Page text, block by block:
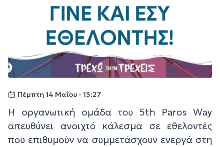
Πέμπτη 14 Μαΐου - 13:27
Η οργανωτική ομάδα του 5th Paros Way
απευθύνει ανοιχτό κάλεσμα σε εθελοντές
που επιθυμούν να συμμετάσχουν ενεργά στη